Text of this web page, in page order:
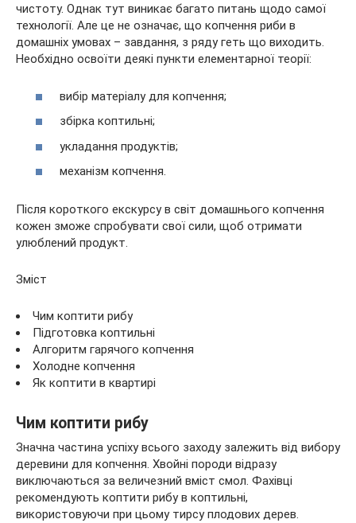
чистоту. Однак тут виникає багато питань щодо самої
технології. Але це не означає, що копчення риби в
домашніх умовах – завдання, з ряду геть що виходить.
Необхідно освоїти деякі пункти елементарної теорії:
вибір матеріалу для копчення;
збірка коптильні;
укладання продуктів;
механізм копчення.
Після короткого екскурсу в світ домашнього копчення
кожен зможе спробувати свої сили, щоб отримати
улюблений продукт.
Зміст
Чим коптити рибу
Підготовка коптильні
Алгоритм гарячого копчення
Холодне копчення
Як коптити в квартирі
Чим коптити рибу
Значна частина успіху всього заходу залежить від вибору
деревини для копчення. Хвойні породи відразу
виключаються за величезний вміст смол. Фахівці
рекомендують коптити рибу в коптильні,
використовуючи при цьому тирсу плодових дерев.